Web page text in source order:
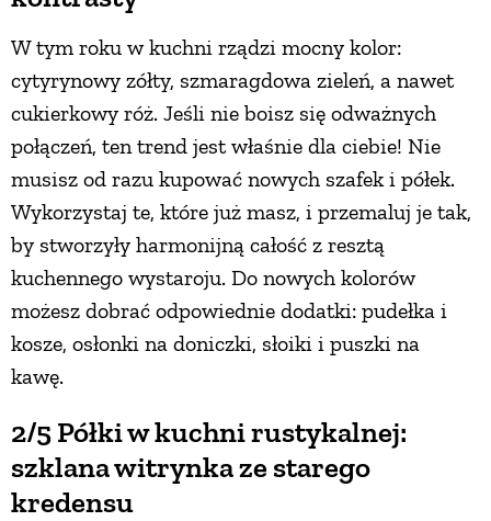
W tym roku w kuchni rządzi mocny kolor:
cytyrynowy zółty, szmaragdowa zieleń, a nawet
cukierkowy róż. Jeśli nie boisz się odważnych
połączeń, ten trend jest właśnie dla ciebie! Nie
musisz od razu kupować nowych szafek i półek.
Wykorzystaj te, które już masz, i przemaluj je tak,
by stworzyły harmonijną całość z resztą
kuchennego wystaroju. Do nowych kolorów
możesz dobrać odpowiednie dodatki: pudełka i
kosze, osłonki na doniczki, słoiki i puszki na
kawę.
2/5 Półki w kuchni rustykalnej:
szklana witrynka ze starego
kredensu
PRZETWORY
INNE